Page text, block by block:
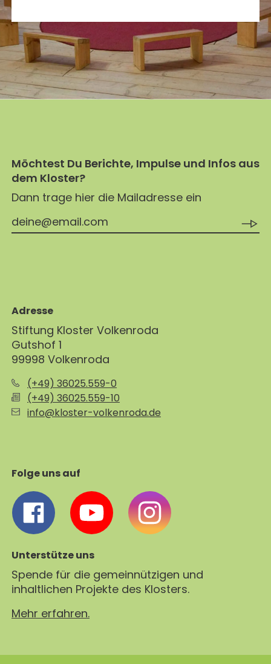
Möchtest Du Berichte, Impulse und Infos aus
dem Kloster?
Dann trage hier die Mailadresse ein
Adresse
Stiftung Kloster Volkenroda
Gutshof 1
99998 Volkenroda
(+49) 36025.559-0
(+49) 36025.559-10
info@kloster-volkenroda.de
Folge uns auf
Unterstütze uns
Spende für die gemeinnützigen und
inhaltlichen Projekte des Klosters.
Mehr erfahren.